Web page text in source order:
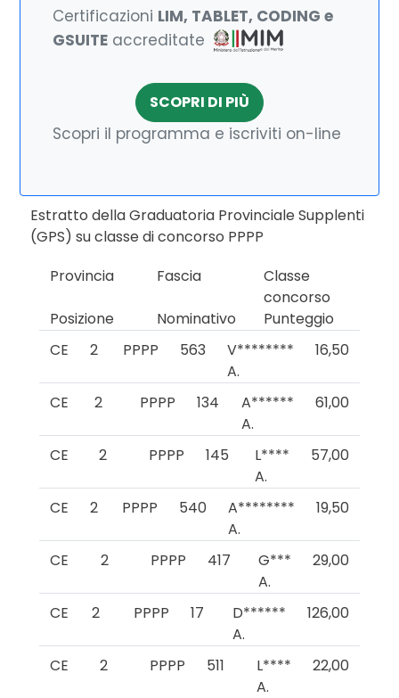
Certificazioni LIM, TABLET, CODING e
GSUITE accreditate
SCOPRI DI PIÙ
Scopri il programma e iscriviti on-line
Estratto della Graduatoria Provinciale Supplenti
(GPS) su classe di concorso PPPP
Provincia
Fascia
Classe
concorso
Posizione
Nominativo
Punteggio
CE
2 PPPP 563
V********
A.
16,50
CE 2 PPPP 134
A******
A.
61,00
CE 2 PPPP 145
L****
A.
57,00
CE 2 PPPP 540
A********
A.
19,50
CE 2 PPPP 417
G***
A.
29,00
CE 2 PPPP 17
D******
A.
126,00
CE 2 PPPP 511
L****
A.
22,00